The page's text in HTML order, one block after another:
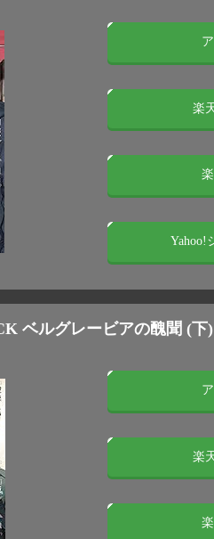
楽
Yahoo!
ベルグレービアの醜聞 (下)
楽